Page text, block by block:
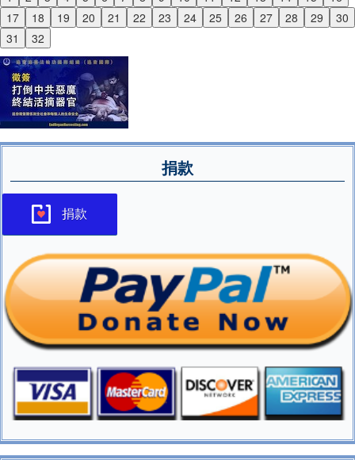
17
18 19 20 21 22 23 24 25 26 27 28 29
30
31
32
Previous
Next
捐款
捐款